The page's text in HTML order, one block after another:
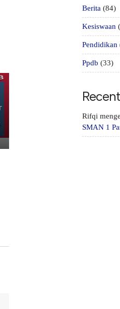
Berita (84)
Kesiswaan
Pendidikan
Ppdb (33)
Rifqi
SMAN 1